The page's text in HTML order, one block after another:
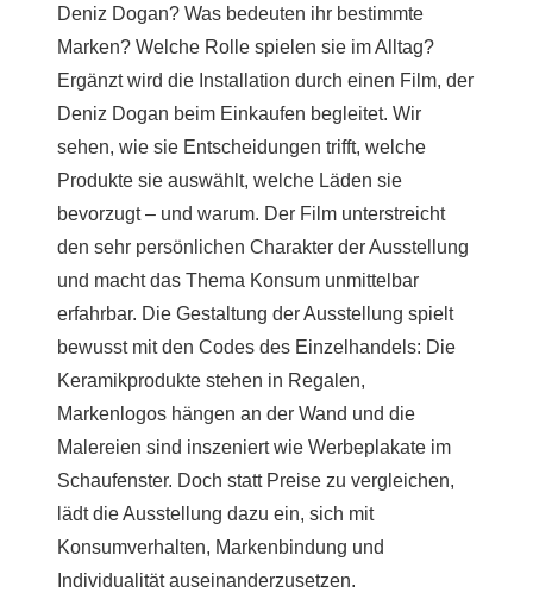
Deniz Dogan? Was bedeuten ihr bestimmte
Marken? Welche Rolle spielen sie im Alltag?
Ergänzt wird die Installation durch einen Film, der
Deniz Dogan beim Einkaufen begleitet. Wir
sehen, wie sie Entscheidungen trifft, welche
Produkte sie auswählt, welche Läden sie
bevorzugt – und warum. Der Film unterstreicht
den sehr persönlichen Charakter der Ausstellung
und macht das Thema Konsum unmittelbar
erfahrbar. Die Gestaltung der Ausstellung spielt
bewusst mit den Codes des Einzelhandels: Die
Keramikprodukte stehen in Regalen,
Markenlogos hängen an der Wand und die
Malereien sind inszeniert wie Werbeplakate im
Schaufenster. Doch statt Preise zu vergleichen,
lädt die Ausstellung dazu ein, sich mit
Konsumverhalten, Markenbindung und
Individualität auseinanderzusetzen.